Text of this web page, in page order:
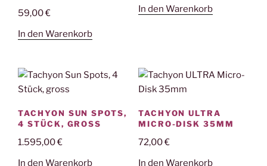
59,00€
In den Warenkorb
In den Warenkorb
TACHYON SUN SPOTS,
4 STÜCK, GROSS
1.595,00€
In den Warenkorb
TACHYON ULTRA
MICRO-DISK 35MM
72,00€
In den Warenkorb